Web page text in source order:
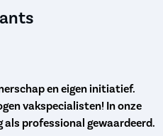
en eigen initiatief.
vakspecialisten! In onze
professional gewaardeerd.